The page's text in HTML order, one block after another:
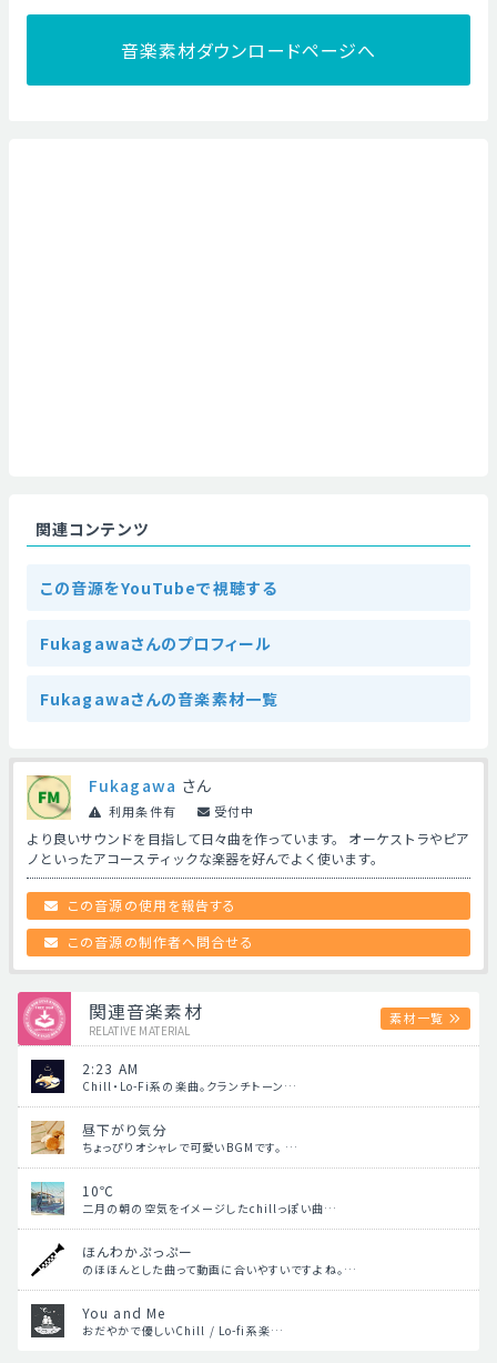
音楽素材ダウンロードページへ
関連コンテンツ
この音源をYouTubeで視聴する
Fukagawaさんのプロフィール
Fukagawaさんの音楽素材一覧
Fukagawa さん
利用条件有 受付中
より良いサウンドを目指して日々曲を作っています。 オーケストラやピア
ノといったアコースティックな楽器を好んでよく使います。
この音源の使用を報告する
この音源の制作者へ問合せる
関連音楽素材
RELATIVE MATERIAL
素材一覧
2:23 AM
Chill・Lo-Fi系の楽曲。クランチトーン…
昼下がり気分
ちょっぴりオシャレで可愛いBGMです。 …
10℃
二月の朝の空気をイメージしたchillっぽい曲…
ほんわかぷっぷー
のほほんとした曲って動画に合いやすいですよね。…
You and Me
おだやかで優しいChill / Lo-fi系楽…